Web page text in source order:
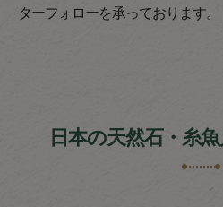
ターフォローを承っております。
日本の天然石・糸